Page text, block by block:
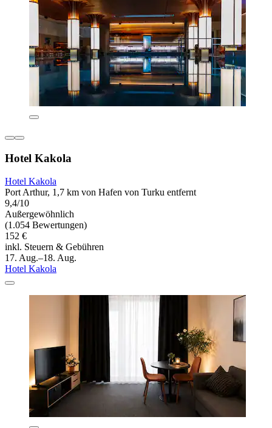
Hotel Kakola
Hotel Kakola
Port Arthur, 1,7 km von Hafen von Turku entfernt
9,4/10
Außergewöhnlich
(1.054 Bewertungen)
152 €
inkl. Steuern & Gebühren
17. Aug.–18. Aug.
Hotel Kakola